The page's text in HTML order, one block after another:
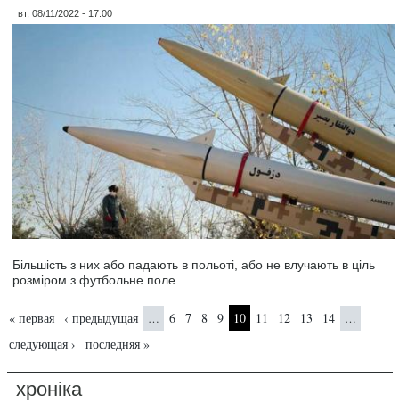
вт, 08/11/2022 - 17:00
Більшість з них або падають в польоті, або не влучають в ціль
розміром з футбольне поле.
Страницы
« первая ‹ предыдущая … 6 7 8 9 10 11 12 13 14 …
следующая › последняя »
хроніка